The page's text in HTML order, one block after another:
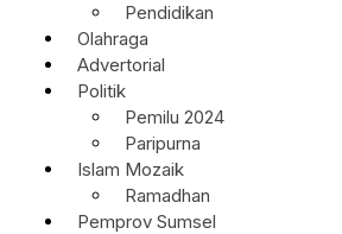
Pendidikan
Olahraga
Advertorial
Politik
Pemilu 2024
Paripurna
Islam Mozaik
Ramadhan
Pemprov Sumsel